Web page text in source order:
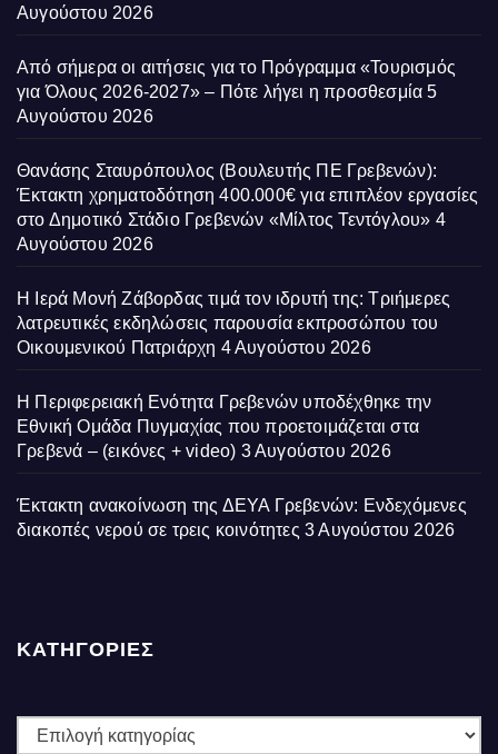
Αυγούστου 2026
Από σήμερα οι αιτήσεις για το Πρόγραμμα «Τουρισμός
για Όλους 2026-2027» – Πότε λήγει η προσθεσμία 5
Αυγούστου 2026
Θανάσης Σταυρόπουλος (Βουλευτής ΠΕ Γρεβενών):
Έκτακτη χρηματοδότηση 400.000€ για επιπλέον εργασίες
στο Δημοτικό Στάδιο Γρεβενών «Μίλτος Τεντόγλου» 4
Αυγούστου 2026
Η Ιερά Μονή Ζάβορδας τιμά τον ιδρυτή της: Τριήμερες
λατρευτικές εκδηλώσεις παρουσία εκπροσώπου του
Οικουμενικού Πατριάρχη 4 Αυγούστου 2026
Η Περιφερειακή Ενότητα Γρεβενών υποδέχθηκε την
Εθνική Ομάδα Πυγμαχίας που προετοιμάζεται στα
Γρεβενά – (εικόνες + video) 3 Αυγούστου 2026
Έκτακτη ανακοίνωση της ΔΕΥΑ Γρεβενών: Ενδεχόμενες
διακοπές νερού σε τρεις κοινότητες 3 Αυγούστου 2026
ΚΑΤΗΓΟΡΙΕΣ
ΚΑΤΗΓΟΡΙΕΣ